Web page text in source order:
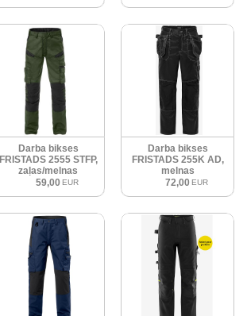
Darba bikses
FRISTADS 2555 STFP,
zaļas/melnas
59,00 EUR
Darba bikses
FRISTADS 255K AD,
melnas
72,00 EUR